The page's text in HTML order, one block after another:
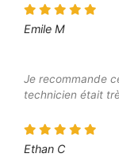
Emile M
Je recommande
technicien était
Ethan C